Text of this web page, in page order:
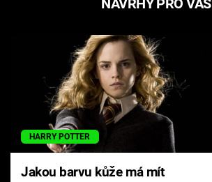
NÁVRHY PRO VÁS
HARRY POTTER
Jakou barvu kůže má mít